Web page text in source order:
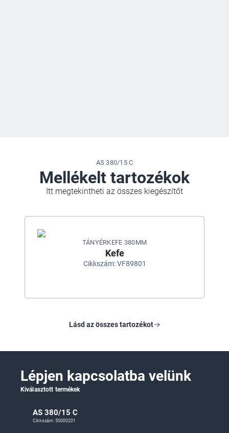
AS 380/15 C
Mellékelt tartozékok
Itt megtekintheti az összes kiegészítőt
TÁNYÉRKEFE 380MM
Kefe
Cikkszám: VF89801
Lásd az összes tartozékot
Lépjen kapcsolatba velünk
Kiválasztott termékek
AS 380/15 C
Cikkszám: 50000201